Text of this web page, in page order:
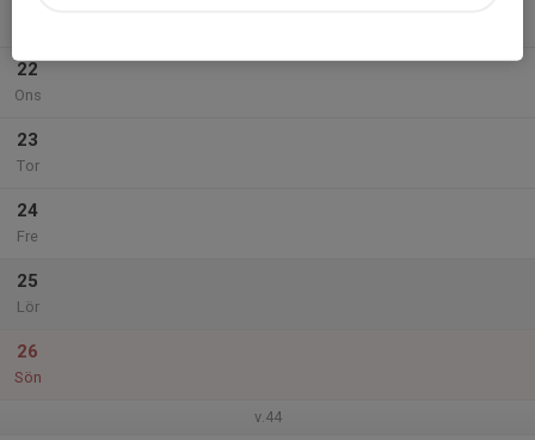
22
Ons
23
Tor
24
Fre
25
Lör
26
Sön
v.44